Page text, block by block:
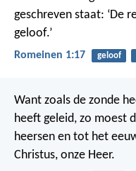
geschreven staat: ‘De
geloof.’
Romeinen 1:17 geloof
Want zoals de zonde
heeft geleid, zo moest
heersen en tot het
Christus, onze Heer.